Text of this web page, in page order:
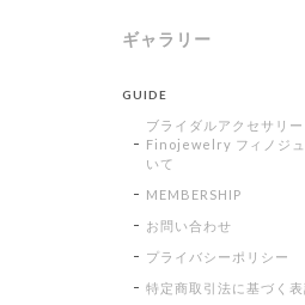
ギャラリー
GUIDE
ブライダルアクセサリー
Finojewelry フィノジュ
いて
MEMBERSHIP
お問い合わせ
プライバシーポリシー
特定商取引法に基づく表